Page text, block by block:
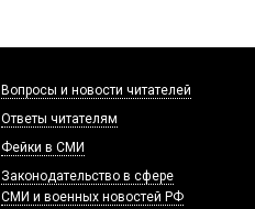
Вопросы и новости читателей
Ответы читателям
Фейки в СМИ
Законодательство в сфере
СМИ и военных новостей РФ